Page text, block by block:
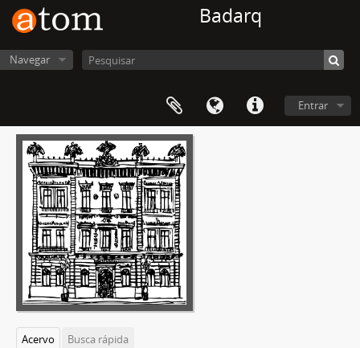
Badarq
Navegar
Entrar
Acervo
Busca rápida